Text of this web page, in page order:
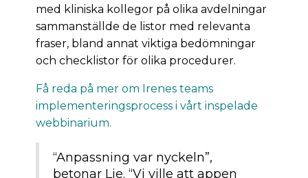
med kliniska kollegor på olika avdelningar
sammanställde de listor med relevanta
fraser, bland annat viktiga bedömningar
och checklistor för olika procedurer.
Få reda på mer om Irenes teams
implementeringsprocess i vårt inspelade
webbinarium.
“Anpassning var nyckeln”,
betonar Lie. “Vi ville att appen